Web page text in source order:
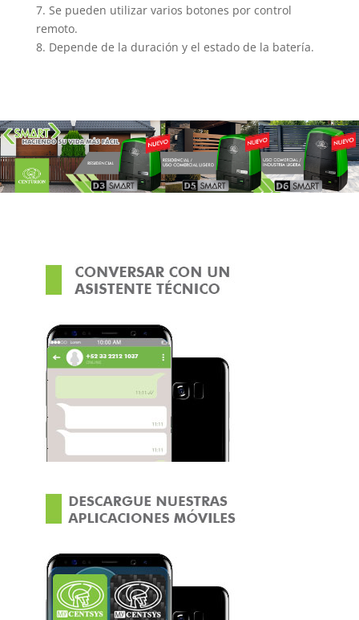
7. Se pueden utilizar varios botones por control
remoto.
8. Depende de la duración y el estado de la batería.